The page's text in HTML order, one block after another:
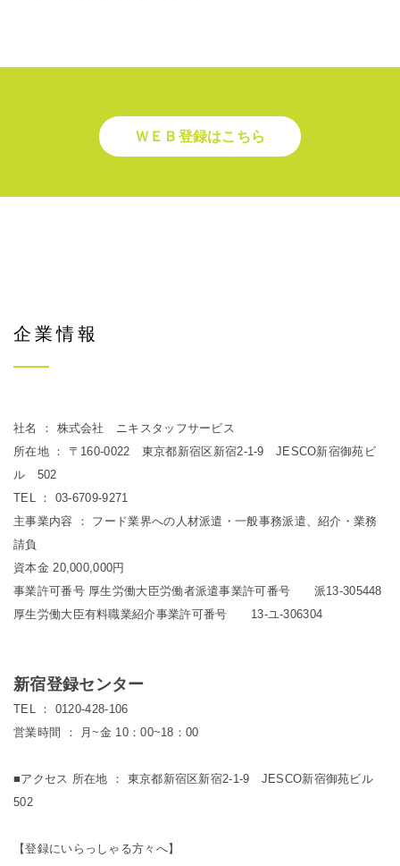
ＷＥＢ登録はこちら
企業情報
社名 ： 株式会社 ニキスタッフサービス
所在地 ： 〒160-0022 東京都新宿区新宿2-1-9 JESCO新宿御苑ビ
ル 502
TEL ： 03-6709-9271
主事業内容 ： フード業界への人材派遣・一般事務派遣、紹介・業務
請負
資本金 20,000,000円
事業許可番号 厚生労働大臣労働者派遣事業許可番号 派13-305448
厚生労働大臣有料職業紹介事業許可番号 13-ユ-306304
新宿登録センター
TEL ： 0120-428-106
営業時間 ： 月~金 10：00~18：00
■アクセス 所在地 ： 東京都新宿区新宿2-1-9 JESCO新宿御苑ビル
502
【登録にいらっしゃる方々へ】